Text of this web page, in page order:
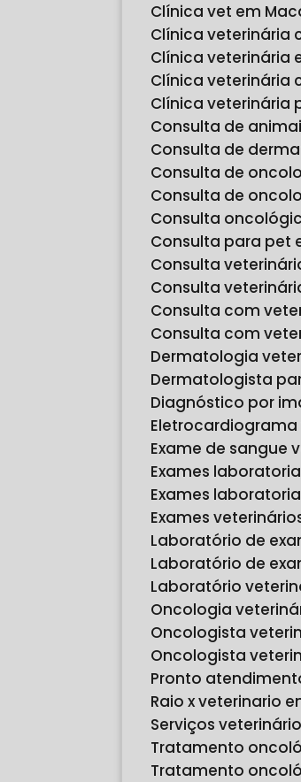
Clínica vet em
Clínica
Clínica veterinária
Clínica
Clínica
Consulta de
Consulta de
Consulta de
Consulta de
Consulta
Consulta para pet
Consulta
Consulta
Consulta com
Consulta com
Dermatologia
Dermatologista
Diagnóstico por
Exame de sangue
Exames
Exames
Exames
Laboratório de
Laboratório de
Laboratório
Oncologia
Oncologista
Oncologista
Pronto
Raio x veterinario
Serviços
Tratamento
Tratamento